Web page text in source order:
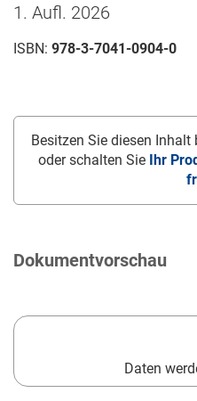
1. Aufl. 2026
ISBN: 978-3-7041-0904-0
Besitzen Sie diesen Inhalt
oder schalten Sie
Ihr
Dokumentvorschau
Daten